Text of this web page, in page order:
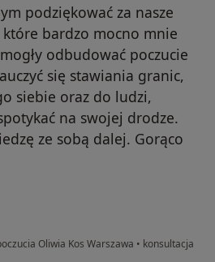
podziękować za nasze
bardzo mocno mnie
odbudować poczucie
się stawiania granic,
siebie oraz do ludzi,
na swojej drodze.
ze sobą dalej. Gorąco
Oliwia Kos Warszawa • konsultacja